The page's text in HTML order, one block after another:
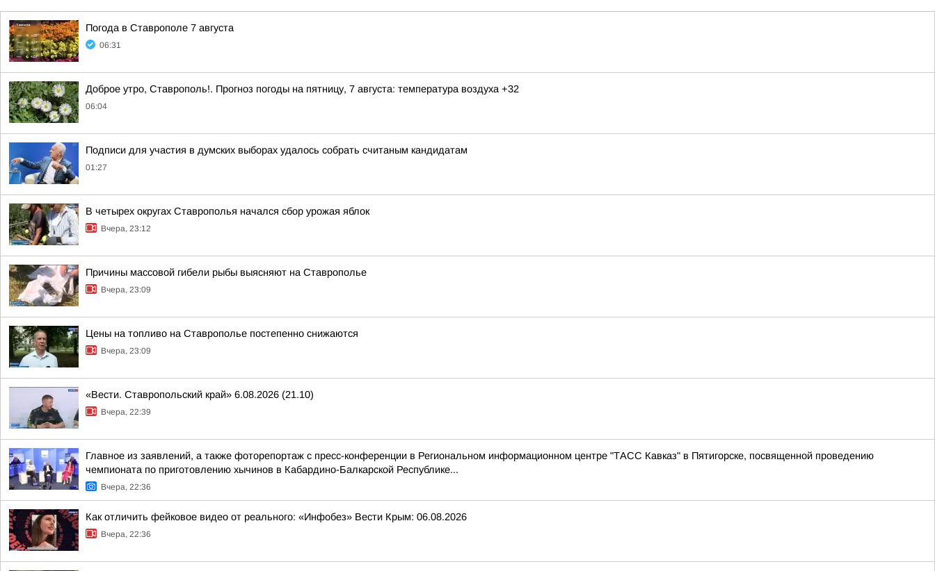
Погода в Ставрополе 7 августа
06:31
Доброе утро, Ставрополь!. Прогноз погоды на пятницу, 7 августа: температура воздуха +32
06:04
Подписи для участия в думских выборах удалось собрать считаным кандидатам
01:27
В четырех округах Ставрополья начался сбор урожая яблок
Вчера, 23:12
Причины массовой гибели рыбы выясняют на Ставрополье
Вчера, 23:09
Цены на топливо на Ставрополье постепенно снижаются
Вчера, 23:09
«Вести. Ставропольский край» 6.08.2026 (21.10)
Вчера, 22:39
Главное из заявлений, а также фоторепортаж с пресс-конференции в Региональном информационном центре "ТАСС Кавказ" в Пятигорске, посвященной проведению
чемпионата по приготовлению хычинов в Кабардино-Балкарской Республике...
Вчера, 22:36
Как отличить фейковое видео от реального: «Инфобез» Вести Крым: 06.08.2026
Вчера, 22:36